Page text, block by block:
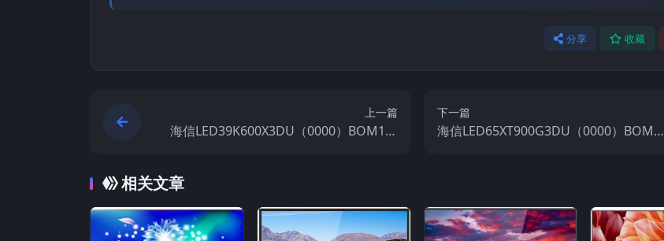
分享 收藏
上一篇
海信LED39K600X3DU（0000）BOM1_2
下一篇
海信LED65XT900G3DU（0000）BOM1_
相关文章